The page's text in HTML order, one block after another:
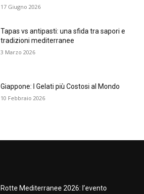
17 Giugno 2026
Tapas vs antipasti: una sfida tra sapori e
tradizioni mediterranee
3 Marzo 2026
Giappone: I Gelati più Costosi al Mondo
10 Febbraio 2026
Rotte Mediterranee 2026: l’evento